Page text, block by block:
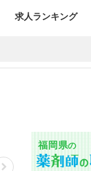
求人ランキング
福岡県の